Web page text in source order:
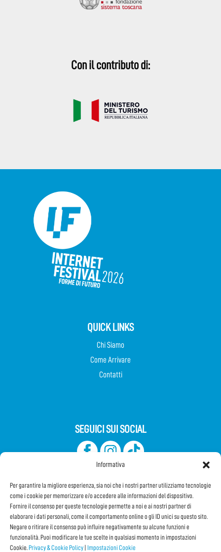
Informativa
Per garantire la migliore esperienza, sia noi che i nostri partner utilizziamo tecnologie
come i cookie per memorizzare e/o accedere alle informazioni del dispositivo.
Fornire il consenso per queste tecnologie permette a noi e ai nostri partner di
elaborare i dati personali, come il comportamento online o gli ID unici su questo sito.
Negare o ritirare il consenso può influire negativamente su alcune funzioni e
funzionalità. Puoi modificare le tue scelte in qualsiasi momento in impostazioni
Cookie. Privacy & Cookie Policy Impostazioni Cookie
Con il contributo di:
QUICK LINKS
Chi Siamo
Come Arrivare
Contatti
SEGUICI SUI SOCIAL
Iscriviti alla Newsletter